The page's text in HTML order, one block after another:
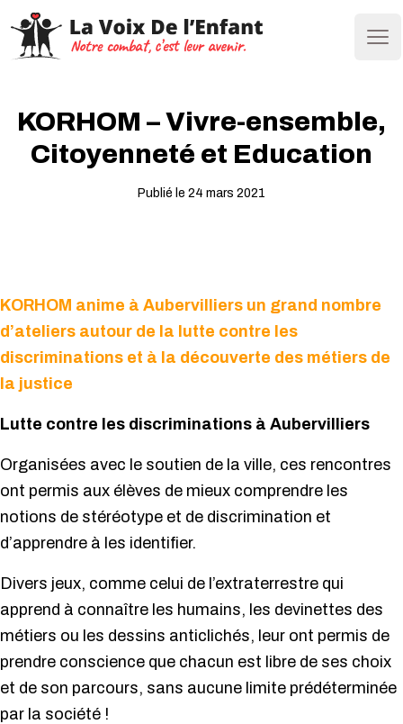
KORHOM – Vivre-ensemble,
Citoyenneté et Education
Publié le 24 mars 2021
KORHOM anime à Aubervilliers un grand nombre
d’ateliers autour de la lutte contre les
discriminations et à la découverte des métiers de
la justice
Lutte contre les discriminations à Aubervilliers
Organisées avec le soutien de la ville, ces rencontres
ont permis aux élèves de mieux comprendre les
notions de stéréotype et de discrimination et
d’apprendre à les identifier.
Divers jeux, comme celui de l’extraterrestre qui
apprend à connaître les humains, les devinettes des
métiers ou les dessins anticlichés, leur ont permis de
prendre conscience que chacun est libre de ses choix
et de son parcours, sans aucune limite prédéterminée
par la société !